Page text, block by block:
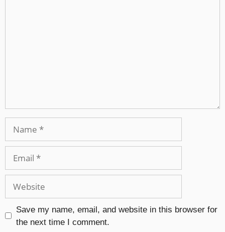
Save my name, email, and website in this browser for
the next time I comment.